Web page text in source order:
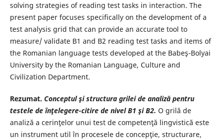
solving strategies of reading test tasks in interaction. The
present paper focuses specifically on the development of a
test analysis grid that can provide an accurate tool to
measure/ validate B1 and B2 reading test tasks and items of
the Romanian language tests developed at the Babeş-Bolyai
University by the Romanian Language, Culture and
Civilization Department.
Rezumat. Conceptul şi structura grilei de analiză pentru
testele de înţelegere-citire de nivel B1 şi B2. O grilă de
analiză a cerinţelor unui test de competenţă lingvistică este
un instrument util în procesele de concepţie, structurare,